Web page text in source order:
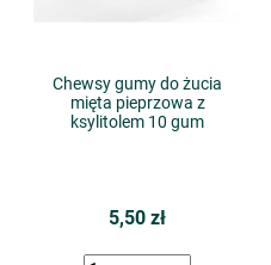
Chewsy gumy do żucia
mięta pieprzowa z
ksylitolem 10 gum
5,50 zł